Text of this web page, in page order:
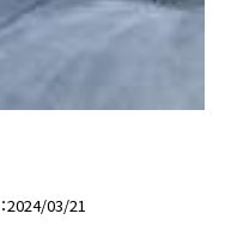
2024/03/21